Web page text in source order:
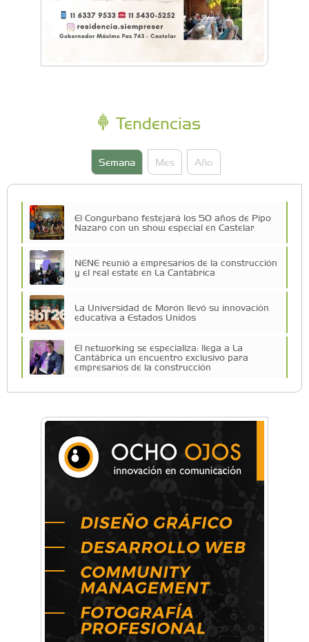
Tendencias
Semana Mes Año
El Congurbano festejará los 50 años de Pipo
Nazaro con un show especial en Castelar
NENE reunió a empresarios de la construcción
y el real estate en La Cantábrica
La Universidad de Morón llevó su innovación
educativa a Estados Unidos
El networking se especializa: llega a La
Cantábrica un encuentro exclusivo para
empresarios de la construcción
Una compañía teatral de Castelar competirá
por el Premio FEBA Cultura
Mariana Croce: "Hoy las empresas necesitan
un asesoramiento integral para crecer con
seguridad"
Música, teatro, yoga, danza y mucho más:
Conocé todos los talleres para aprender y
disfrutar en la Zona Oeste